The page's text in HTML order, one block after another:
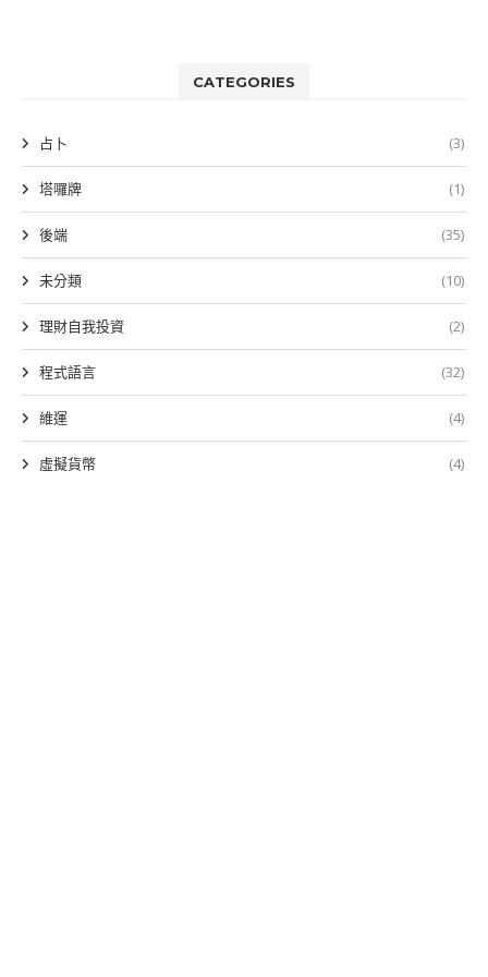
CATEGORIES
占卜 (3)
塔囉牌 (1)
後端 (35)
未分類 (10)
理財自我投資 (2)
程式語言 (32)
維運 (4)
虛擬貨幣 (4)